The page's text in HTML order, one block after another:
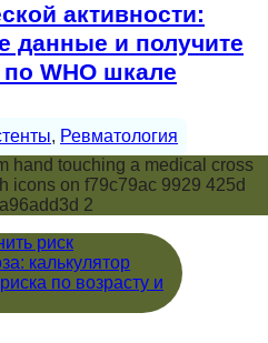
активности:
данные и получите
WHO шкале
, Ревматология